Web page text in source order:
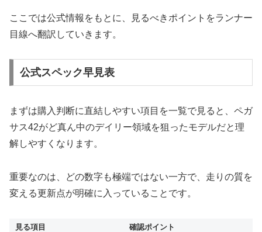
ここでは公式情報をもとに、見るべきポイントをランナー
目線へ翻訳していきます。
公式スペック早見表
まずは購入判断に直結しやすい項目を一覧で見ると、ペガ
サス42がど真ん中のデイリー領域を狙ったモデルだと理
解しやすくなります。
重要なのは、どの数字も極端ではない一方で、走りの質を
変える更新点が明確に入っていることです。
見る項目
確認ポイント